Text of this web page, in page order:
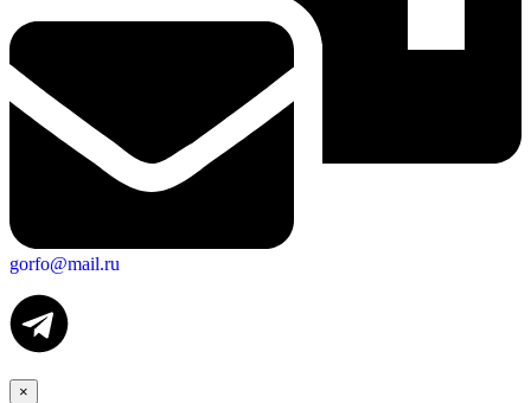
gorfo@mail.ru
×